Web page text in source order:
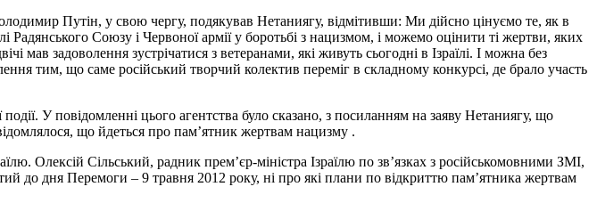
Путін, у свою чергу, подякував Нетаниягу, відмітивши: Ми дійсно цінуємо те, як в
Радянського Союзу і Червоної армії у боротьбі з нацизмом, і можемо оцінити ті жертви, яких
мав задоволення зустрічатися з ветеранами, які живуть сьогодні в Ізраїлі. І можна без
тим, що саме російський творчий колектив переміг в складному конкурсі, де брало участь
У повідомленні цього агентства було сказано, з посиланням на заяву Нетаниягу, що
що йдеться про пам’ятник жертвам нацизму .
Олексій Сільський, радник прем’єр-міністра Ізраїлю по зв’язках з російськомовними ЗМІ,
до дня Перемоги – 9 травня 2012 року, ні про які плани по відкриттю пам’ятника жертвам